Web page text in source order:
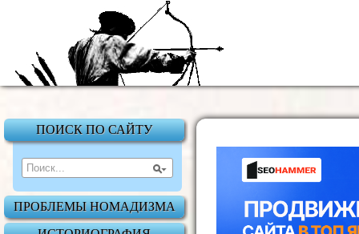
ПОИСК ПО САЙТУ
ПРОБЛЕМЫ НОМАДИЗМА